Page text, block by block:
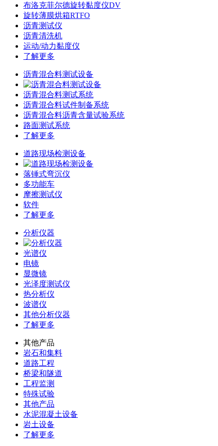
布洛克菲尔德旋转黏度仪DV
旋转薄膜烘箱RTFO
沥青测试仪
沥青清洗机
运动/动力黏度仪
了解更多
沥青混合料测试设备
沥青混合料测试系统
沥青混合料试件制备系统
沥青混合料沥青含量试验系统
路面测试系统
了解更多
道路现场检测设备
落锤式弯沉仪
多功能车
摩擦测试仪
软件
了解更多
分析仪器
光谱仪
电镜
显微镜
光泽度测试仪
热分析仪
波谱仪
其他分析仪器
了解更多
其他产品
岩石和集料
道路工程
桥梁和隧道
工程监测
特殊试验
其他产品
水泥混凝土设备
岩土设备
了解更多